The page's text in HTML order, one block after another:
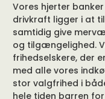
Vores hjerter
drivkraft ligger i at
samtidig give
og tilgængelighed.
frihedselskere, der
med alle vores
stor valgfrihed i
hele tiden barren